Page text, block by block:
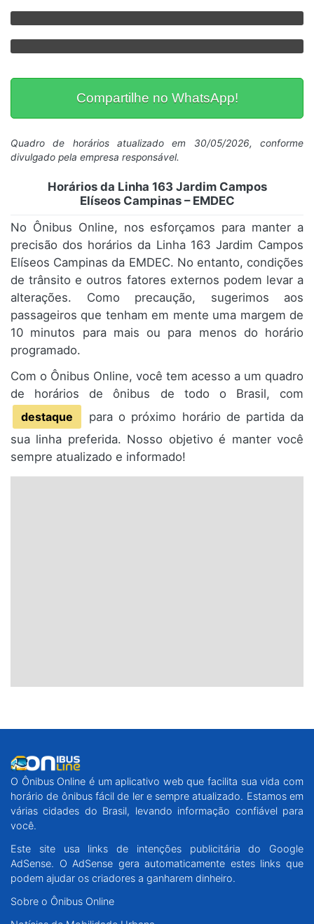
Compartilhe no WhatsApp!
Quadro de horários atualizado em 30/05/2026, conforme
divulgado pela empresa responsável.
Horários da Linha 163 Jardim Campos
Elíseos Campinas – EMDEC
No Ônibus Online, nos esforçamos para manter a
precisão dos horários da Linha 163 Jardim Campos
Elíseos Campinas da EMDEC. No entanto, condições
de trânsito e outros fatores externos podem levar a
alterações. Como precaução, sugerimos aos
passageiros que tenham em mente uma margem de
10 minutos para mais ou para menos do horário
programado.
Com o Ônibus Online, você tem acesso a um quadro
de horários de ônibus de todo o Brasil, com
destaque
para o próximo horário de partida da
sua linha preferida. Nosso objetivo é manter você
sempre atualizado e informado!
O Ônibus Online é um aplicativo web que facilita sua vida com
horário de ônibus fácil de ler e sempre atualizado. Estamos em
várias cidades do Brasil, levando informação confiável para
você.
Este site usa links de intenções publicitária do Google
AdSense. O AdSense gera automaticamente estes links que
podem ajudar os criadores a ganharem dinheiro.
Sobre o Ônibus Online